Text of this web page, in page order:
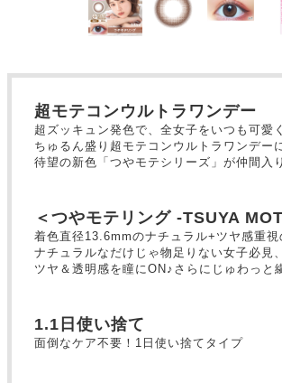
超モテコンウルトラワンデー
超ズッキュン発色で、全女子をいつも可愛
ちゅるん盛り超モテコンウルトラワンデー
待望の新色「つやモテシリーズ」が仲間入
＜つやモテリング -TSUYA
着色直径13.6mmのナチュラル+ツヤ感重
ナチュラルなだけじゃ物足りない女子必見、
ツヤ＆透明感を瞳にON♪さらにじゅわっ
1.1日使い捨て
面倒なケア不要！1日使い捨てタイプ